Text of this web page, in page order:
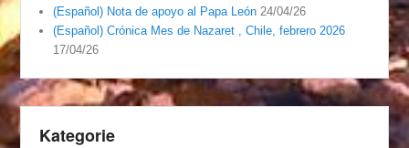
(Español) Nota de apoyo al Papa León 24/04/26
(Español) Crónica Mes de Nazaret , Chile, febrero 2026
17/04/26
Kategorie